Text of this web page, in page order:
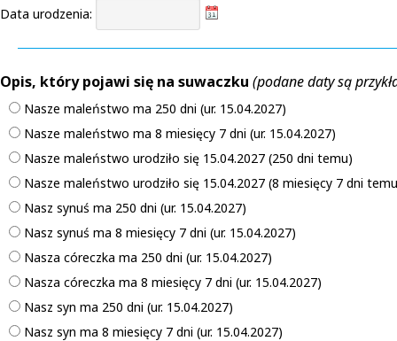
Data urodzenia:
Opis, który pojawi się na suwaczku (podane daty są
Nasze maleństwo ma 250 dni (ur. 15.04.2027)
Nasze maleństwo ma 8 miesięcy 7 dni (ur. 15.04.2027)
Nasze maleństwo urodziło się 15.04.2027 (250 dni temu)
Nasze maleństwo urodziło się 15.04.2027 (8 miesięcy 7 dni
Nasz synuś ma 250 dni (ur. 15.04.2027)
Nasz synuś ma 8 miesięcy 7 dni (ur. 15.04.2027)
Nasza córeczka ma 250 dni (ur. 15.04.2027)
Nasza córeczka ma 8 miesięcy 7 dni (ur. 15.04.2027)
Nasz syn ma 250 dni (ur. 15.04.2027)
Nasz syn ma 8 miesięcy 7 dni (ur. 15.04.2027)